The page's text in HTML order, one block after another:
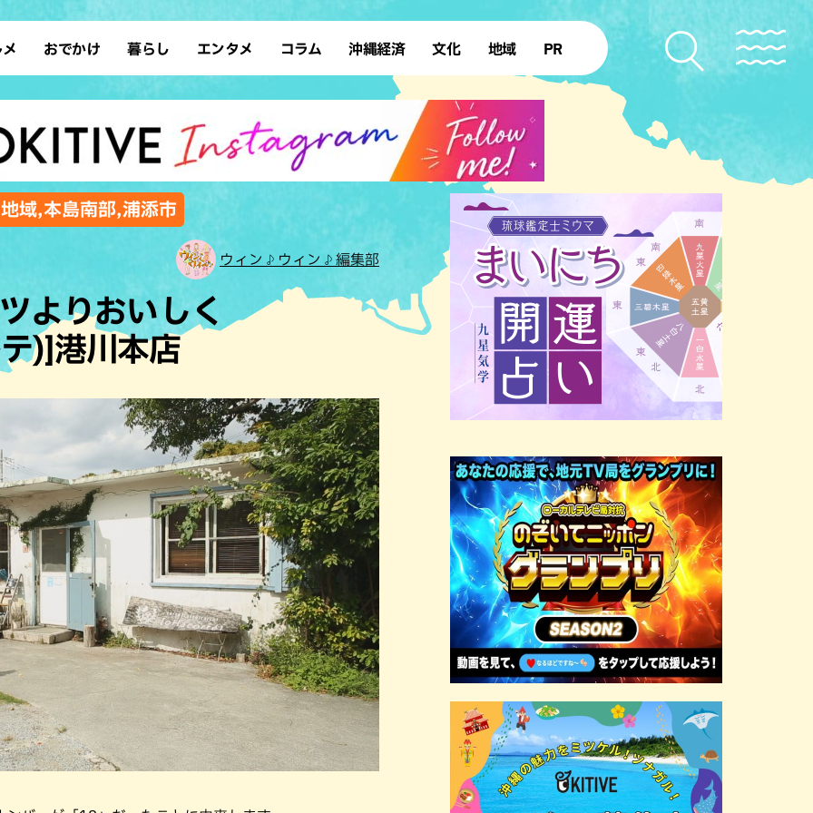
ン 沖縄そば
ウト カフェ
和食・日本料理
理 アジア・エスニック
イタリアン
フレンチ
・焼肉 焼鳥・串料理
肉料理 居酒屋・バー
イキング
カレー
ガー タコス・タコライス
おでかけ
デート ドライブ
散歩 ソロ活
歴史
アート
ホテル
サウナ 公園
沖縄の海
暮らし
レシピ SDGs
ファッション ローカルニュース
沖縄移住 沖縄旧暦行事
エンタメ
スポーツ 占い
タレント・芸人 テレビ
コラム 沖縄経済 文化
復帰50年
地域
本島北部
本島南部 先島諸島
北部離島
PR
域,本島南部,浦添市
ウィン♪ウィン♪編集部
よりおいしく
)]港川本店